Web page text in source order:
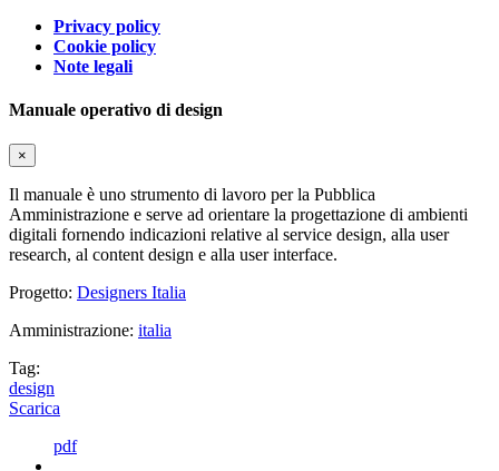
Privacy policy
Cookie policy
Note legali
Manuale operativo di design
×
Il manuale è uno strumento di lavoro per la Pubblica
Amministrazione e serve ad orientare la progettazione di ambienti
digitali fornendo indicazioni relative al service design, alla user
research, al content design e alla user interface.
Progetto: Designers Italia
Amministrazione: italia
Tag:
design
Scarica
pdf